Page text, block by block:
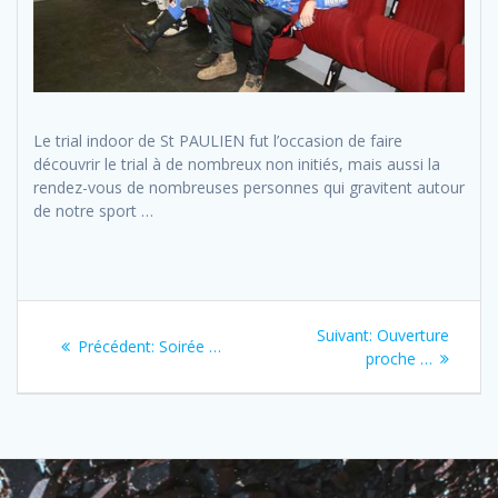
Le trial indoor de St PAULIEN fut l’occasion de faire
découvrir le trial à de nombreux non initiés, mais aussi la
rendez-vous de nombreuses personnes qui gravitent autour
de notre sport …
Précédent: Previous
Soirée …
Suivant: Next
post:
Ouverture
proche …